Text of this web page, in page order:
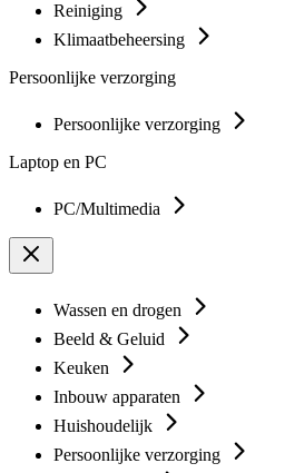
Reiniging
Klimaatbeheersing
Persoonlijke verzorging
Persoonlijke verzorging
Laptop en PC
PC/Multimedia
Wassen en drogen
Beeld & Geluid
Keuken
Inbouw apparaten
Huishoudelijk
Persoonlijke verzorging